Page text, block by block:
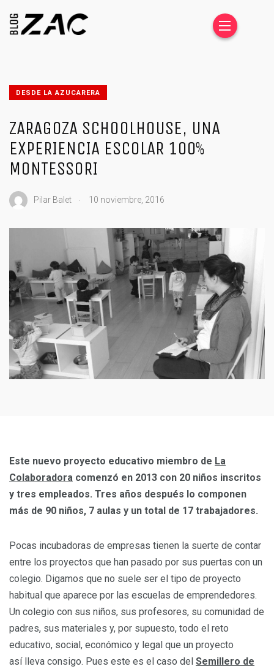
DESDE LA AZUCARERA
ZARAGOZA SCHOOLHOUSE, UNA
EXPERIENCIA ESCOLAR 100%
MONTESSORI
Pilar Balet 10 noviembre, 2016
Este nuevo proyecto educativo miembro de La
Colaboradora comenzó en 2013 con 20 niños inscritos
y tres empleados. Tres años después lo componen
más de 90 niños, 7 aulas y un total de 17 trabajadores.
Pocas incubadoras de empresas tienen la suerte de contar
entre los proyectos que han pasado por sus puertas con un
colegio. Digamos que no suele ser el tipo de proyecto
habitual que aparece por las escuelas de emprendedores.
Un colegio con sus niños, sus profesores, su comunidad de
padres, sus materiales y, por supuesto, todo el reto
educativo, social, económico y legal que un proyecto
así lleva consigo. Pues este es el caso del Semillero de